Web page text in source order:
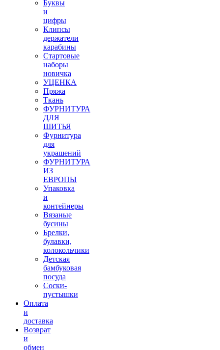
Буквы
и
цифры
Клипсы
держатели
карабины
Стартовые
наборы
новичка
УЦЕНКА
Пряжа
Ткань
ФУРНИТУРА
ДЛЯ
ШИТЬЯ
Фурнитура
для
украшений
ФУРНИТУРА
ИЗ
ЕВРОПЫ
Упаковка
и
контейнеры
Вязаные
бусины
Брелки,
булавки,
колокольчики
Детская
бамбуковая
посуда
Соски-
пустышки
Оплата
и
доставка
Возврат
и
обмен